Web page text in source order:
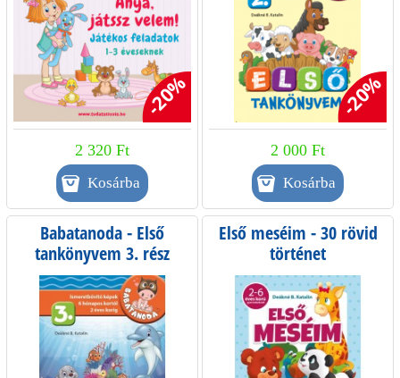
-20%
2 320 Ft
-20%
2 000 Ft
Babatanoda - Első
tankönyvem 3. rész
Első meséim - 30 rövid
történet
beszédindításhoz, helyes
hangzóejtéshez